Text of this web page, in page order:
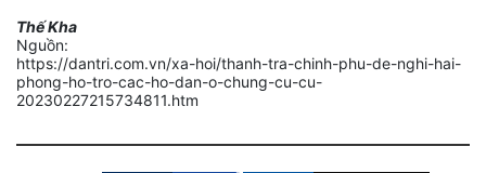
Thế Kha
Nguồn:
https://dantri.com.vn/xa-hoi/thanh-tra-chinh-phu-de-nghi-hai-
phong-ho-tro-cac-ho-dan-o-chung-cu-cu-
20230227215734811.htm